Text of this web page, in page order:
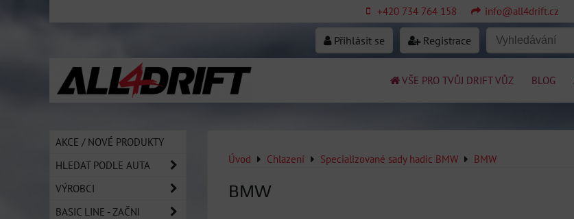
+420 734 764 158 info@all4drift.cz
Přihlásit se Registrace
VŠE PRO TVŮJ DRIFT VŮZ BLOG
Úvod Chlazení Specializované sady hadic BMW BMW
BMW
AKCE / NOVÉ PRODUKTY
HLEDAT PODLE AUTA
VÝROBCI
BASIC LINE - ZAČNI